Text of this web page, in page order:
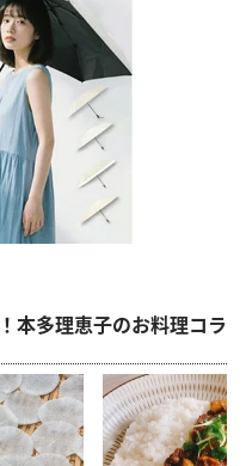
本多理恵子のお料理コラ